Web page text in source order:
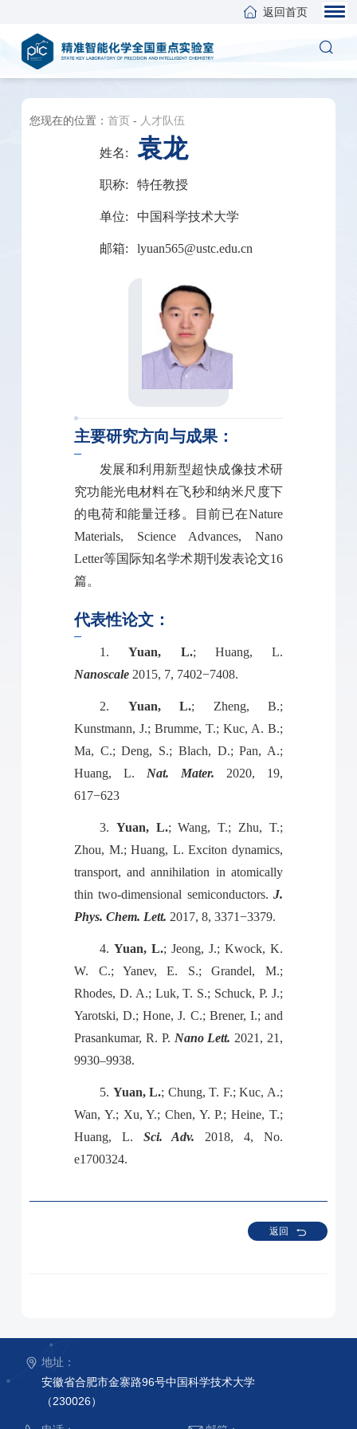
返回首页
您现在的位置： 首页- 人才队伍
姓名: 袁龙
职称: 特任教授
单位: 中国科学技术大学
邮箱: lyuan565@ustc.edu.cn
主要研究方向与成果：
发展和利用新型超快成像技术研
究功能光电材料在飞秒和纳米尺度下
的电荷和能量迁移。目前已在Nature
Materials, Science Advances, Nano
Letter等国际知名学术期刊发表论文16
篇。
代表性论文：
1.Yuan, L.; Huang, L.
Nanoscale 2015, 7, 7402−7408.
2. Yuan, L.; Zheng, B.;
Kunstmann, J.; Brumme, T.; Kuc, A. B.;
Ma, C.; Deng, S.; Blach, D.; Pan, A.;
Huang, L. Nat. Mater. 2020, 19,
617−623
3. Yuan, L.; Wang, T.; Zhu, T.;
Zhou, M.; Huang, L. Exciton dynamics,
transport, and annihilation in atomically
thin two-dimensional semiconductors. J.
Phys. Chem. Lett. 2017, 8, 3371−3379.
4.Yuan, L.; Jeong, J.; Kwock, K.
W. C.; Yanev, E. S.; Grandel, M.;
Rhodes, D. A.; Luk, T. S.; Schuck, P. J.;
Yarotski, D.; Hone, J. C.; Brener, I.; and
Prasankumar, R. P. Nano Lett. 2021, 21,
9930–9938.
5. Yuan, L.; Chung, T. F.; Kuc, A.;
Wan, Y.; Xu, Y.; Chen, Y. P.; Heine, T.;
Huang, L. Sci. Adv. 2018, 4, No.
e1700324.
返回
地址：
安徽省合肥市金寨路96号中国科学技术大学
（230026）